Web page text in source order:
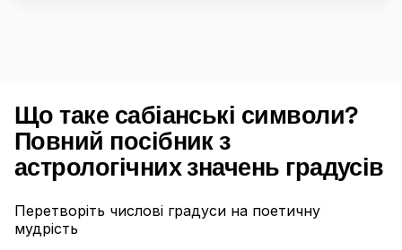
Що таке сабіанські символи?
Повний посібник з
астрологічних значень градусів
Перетворіть числові градуси на поетичну
мудрість